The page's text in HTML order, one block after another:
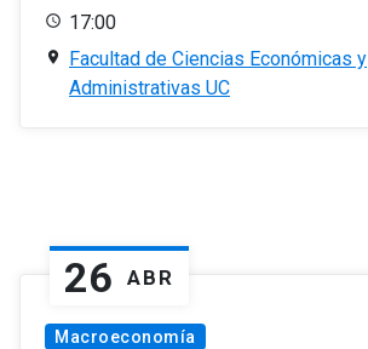
17:00
Facultad de Ciencias Económicas y
Administrativas UC
26 ABR
Macroeconomía